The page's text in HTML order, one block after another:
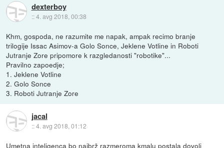
dexterboy
::4. avg 2018, 00:38
Khm, gospoda, ne razumite me napak, ampak recimo branje
trilogije Issac Asimov-a Golo Sonce, Jeklene Votline in Roboti
Jutranje Zore pripomore k razgledanosti "robotike"...
Pravilno zapoedje;
1. Jeklene Votline
2. Golo Sonce
3. Roboti Jutranje Zore
jacal
::4. avg 2018, 01:12
Umetna inteligenca bo najbrž razmeroma kmalu postala dovolj